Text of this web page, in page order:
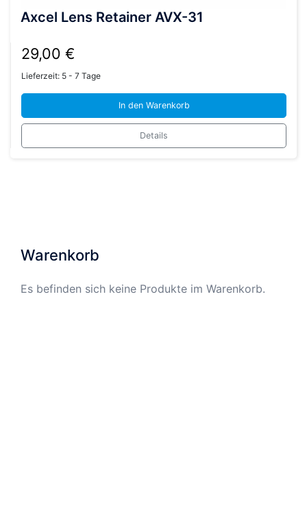
Axcel Lens Retainer AVX-31
29,00 €
Lieferzeit: 5 - 7 Tage
In den Warenkorb
Details
Warenkorb
Es befinden sich keine Produkte im Warenkorb.